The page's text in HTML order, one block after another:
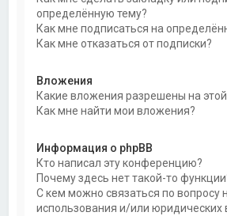
определённую тему?
Как мне подписаться на
Как мне отказаться от подписки?
Вложения
Какие вложения разрешены на
Как мне найти мои вложения?
Информация о phpBB
Кто написал эту конференцию?
Почему здесь нет такой-то
С кем можно связаться по вопросу
использования и/или юридических